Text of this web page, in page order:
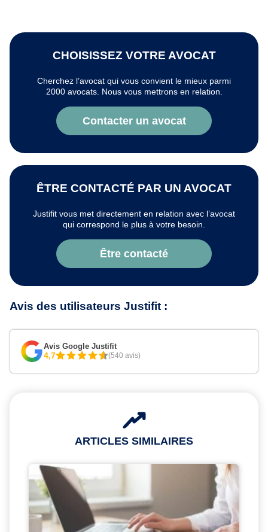
CHOISISSEZ VOTRE AVOCAT
Cherchez l’avocat qui vous convient le mieux parmi
2000 avocats. Nous vous mettrons en relation.
Contacter un avocat
ÊTRE CONTACTÉ PAR UN AVOCAT
Justifit vous met directement en relation avec l’avocat
qui correspond le plus à votre besoin.
Être contacté
Avis des utilisateurs Justifit :
Avis Google Justifit
4,7 (540 avis)
ARTICLES SIMILAIRES